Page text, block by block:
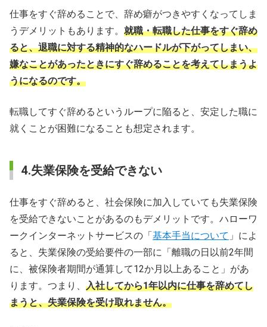
仕事をすぐ辞めることで、辞め癖がつきやすくなってしま
うデメリットもあります。 就職・転職した仕事をすぐ辞め
ると、退職に対する精神的なハードルが下がってしまい、
嫌なことがあったときにすぐ辞めることを考えてしまうよ
うになるのです。
転職してすぐ辞めるというループに陥ると、安定した職に
就くことが困難になることも想定されます。
4.失業保険を受給できない
仕事をすぐ辞めると、社会保険に加入していても失業保険
を受給できないことがあるのもデメリットです。ハローワ
ークインターネットサービスの「 基本手当について 」によ
ると、失業保険の受給要件の一部に「離職の日以前2年間
に、被保険者期間が通算して12か月以上あること」があ
ります。つまり、 入社してから1年以内に仕事を辞めてし
まうと、失業保険を受け取れません。